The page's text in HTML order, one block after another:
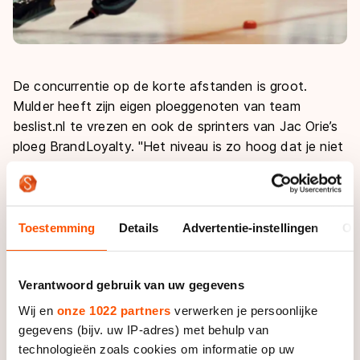
Toestemming Details Advertentie-instellingen
Verantwoord gebruik van uw gegevens
Wij en onze 1022 partners verwerken je persoonlijke
gegevens (bijv. uw IP-adres) met behulp van
technologieën zoals cookies om informatie op uw
De concurrentie op de korte afstanden is groot.
Mulder heeft zijn eigen ploeggenoten van team
beslist.nl te vrezen en ook de sprinters van Jac Orie’s
ploeg BrandLoyalty. "Het niveau is zo hoog dat je niet
voldoende", zegt de regerend wereldkampioen sprint.
Daarvoor zijn de belangen te groot. "Je moet het
benadrukt Mulder.
Met alle mitsen en maren aan de kant durft Mulder
wel toe te geven dat hij in goede vorm steekt en hoge